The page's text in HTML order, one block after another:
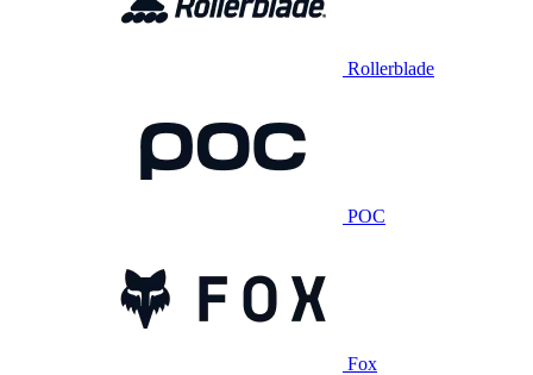
Rollerblade
POC
Fox